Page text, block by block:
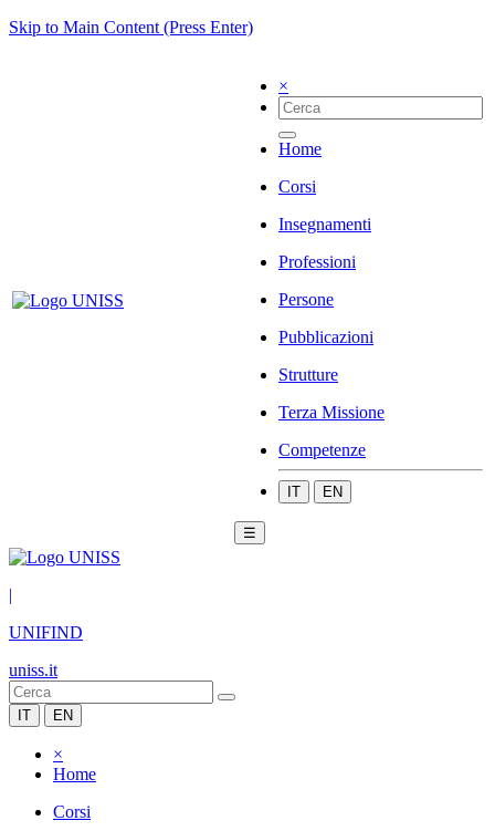
Skip to Main Content (Press Enter)
×
Home
Corsi
Insegnamenti
Professioni
Persone
Pubblicazioni
Strutture
Terza Missione
Competenze
IT EN
☰
|
UNIFIND
uniss.it
IT EN
×
Home
Corsi